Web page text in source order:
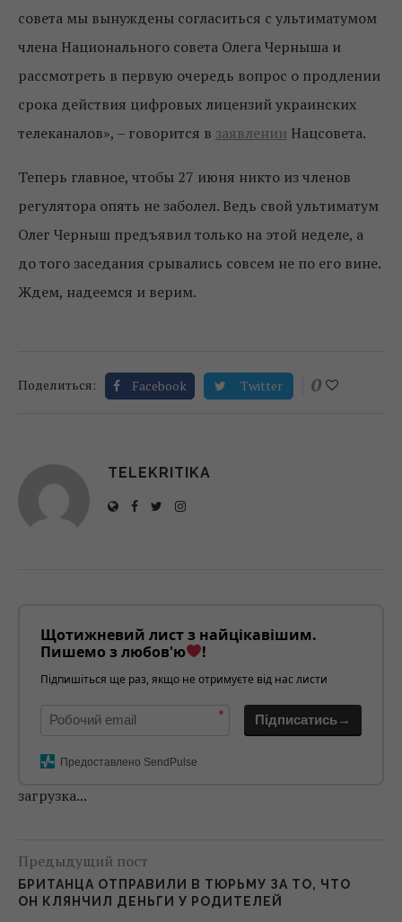
совета мы вынуждены согласиться с ультиматумом
члена Национального совета Олега Черныша и
рассмотреть в первую очередь вопрос о продлении
срока действия цифровых лицензий украинских
телеканалов», – говорится в заявлении Нацсовета.
Теперь главное, чтобы 27 июня никто из членов
регулятора опять не заболел. Ведь свой ультиматум
Олег Черныш предъявил только на этой неделе, а
до того заседания срывались совсем не по его вине.
Ждем, надеемся и верим.
Поделиться: Facebook Twitter 0
TELEKRITIKA
Щотижневий лист з найцікавішим.
Пишемо з любов'ю
!
Підпишіться ще раз, якщо не отримуєте від нас листи
* Підписатись→
Предоставлено SendPulse
загрузка...
Предыдущий пост
БРИТАНЦА ОТПРАВИЛИ В ТЮРЬМУ ЗА ТО, ЧТО
ОН КЛЯНЧИЛ ДЕНЬГИ У РОДИТЕЛЕЙ